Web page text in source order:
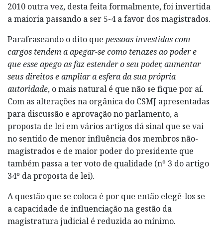
2010 outra vez, desta feita formalmente, foi invertida
a maioria passando a ser 5-4 a favor dos magistrados.
Parafraseando o dito que pessoas investidas com
cargos tendem a apegar-se como tenazes ao poder e
que esse apego as faz estender o seu poder, aumentar
seus direitos e ampliar a esfera da sua própria
autoridade, o mais natural é que não se fique por aí.
Com as alterações na orgânica do CSMJ apresentadas
para discussão e aprovação no parlamento, a
proposta de lei em vários artigos dá sinal que se vai
no sentido de menor influência dos membros não-
magistrados e de maior poder do presidente que
também passa a ter voto de qualidade (nº 3 do artigo
34º da proposta de lei).
A questão que se coloca é por que então elegê-los se
a capacidade de influenciação na gestão da
magistratura judicial é reduzida ao mínimo.